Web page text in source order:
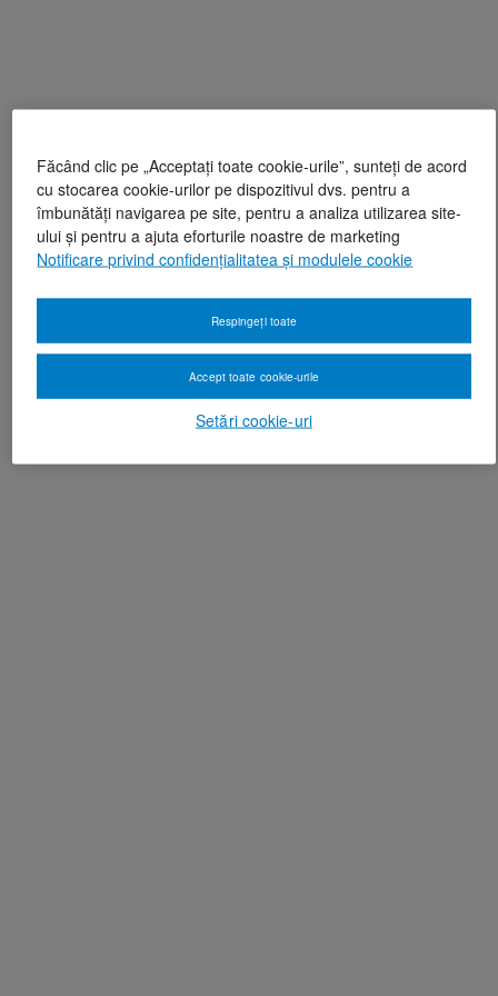
Făcând clic pe „Acceptați toate cookie-urile”, sunteți de acord
cu stocarea cookie-urilor pe dispozitivul dvs. pentru a
îmbunătăți navigarea pe site, pentru a analiza utilizarea site-
ului și pentru a ajuta eforturile noastre de marketing
Notificare privind confidențialitatea și modulele cookie
Setări cookie-uri
Respingeți toate
Accept toate cookie-urile